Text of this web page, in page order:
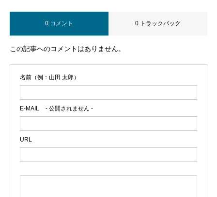
0 コメント 0 トラックバック
この記事へのコメントはありません。
名前（例：山田 太郎）
E-MAIL - 公開されません -
URL